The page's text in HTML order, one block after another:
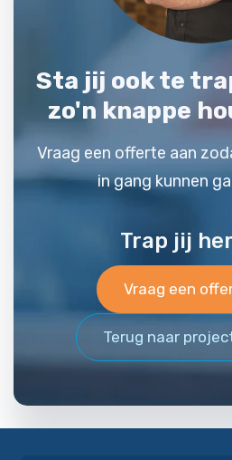
Sta jij ook te
zo'n knappe
Vraag een offerte aan
in gang kunnen
Trap jij
Vraag een
Terug naar